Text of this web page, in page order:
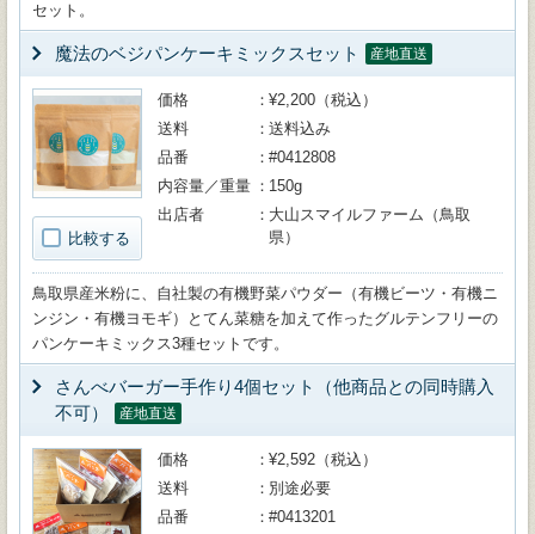
セット。
魔法のベジパンケーキミックスセット 産地直送
比較する
価格
¥2,200（税込）
送料
送料込み
品番
#0412808
内容量／重量
150g
出店者
大山スマイルファーム（鳥取
県）
鳥取県産米粉に、自社製の有機野菜パウダー（有機ビーツ・有機ニ
ンジン・有機ヨモギ）とてん菜糖を加えて作ったグルテンフリーの
パンケーキミックス3種セットです。
さんべバーガー手作り4個セット（他商品との同時購入
不可）
産地直送
価格
¥2,592（税込）
送料
別途必要
品番
#0413201